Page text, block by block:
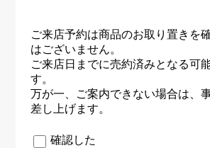
ご来店予約は商品のお取り置きを
はございません。
ご来店日までに売約済みとなる可
す。
万が一、ご案内できない場合は、
差し上げます。
確認した